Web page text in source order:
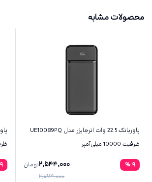
محصولات مشابه
پاوربانک 22.5 وات انرجایزر مدل UE10089PQ
ظرفیت 10000 میلی‌آمپر
9
%
2,544,000
2,774,000
تومان
ظرفیت
9